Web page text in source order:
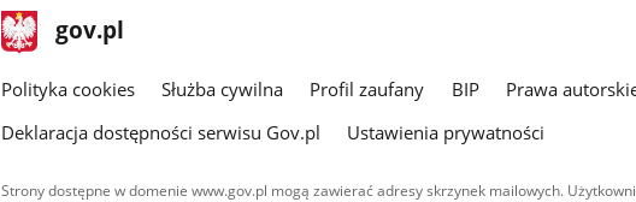
stopka
gov.pl Strona
gov.pl
gov.pl
Polityka cookies Służba cywilna Profil zaufany BIP Prawa
Deklaracja dostępności serwisu Gov.pl
Ustawienia prywatności
Strony dostępne w domenie www.gov.pl mogą zawierać adresy skrzynek mailowych.